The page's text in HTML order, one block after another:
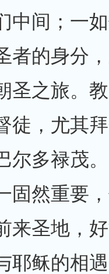
中间；一
者的身分
圣之旅。
徒，尤其
尔多禄茂
固然重要
来圣地，
耶稣的相